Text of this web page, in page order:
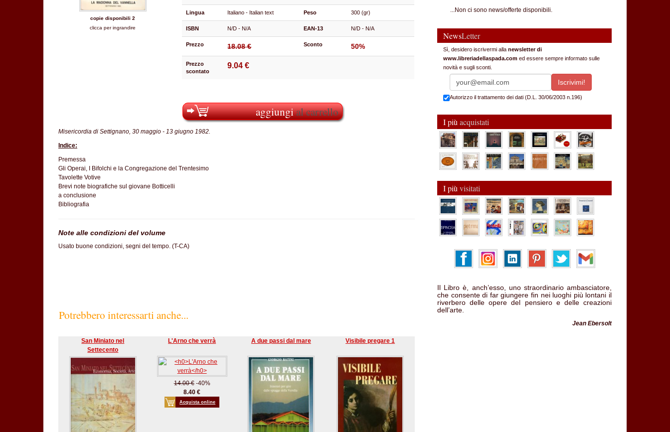
copie disponibili 2
clicca per ingrandire
Lingua Italiano - Italian text Peso 300 (gr)
ISBN N/D - N/A EAN-13 N/D - N/A
Prezzo 18.08 € Sconto 50%
Prezzo
scontato
9.04 €
aggiungial carrello
Misericordia di Settignano, 30 maggio - 13 giugno 1982.
Indice:
Premessa
Gli Operai, I Bifolchi e la Congregazione del Trentesimo
Tavolette Votive
Brevi note biografiche sul giovane Botticelli
a conclusione
Bibliografia
Note alle condizioni del volume
Usato buone condizioni, segni del tempo. (T-CA)
Potrebbero interessarti anche...
San Miniato nel
Settecento
L'Arno che verrà
14.00 €-40%
8.40 €
Acquista online
A due passi dal mare Visibile pregare 1
...Non ci sono news/offerte disponibili.
NewsLetter
Sì, desidero iscrivermi alla newsletter di
www.libreriadellaspada.com ed essere sempre informato sulle
novità e sugli sconti.
Autorizzo il trattamento dei dati (D.L. 30/06/2003 n.196)
I più acquistati
I più visitati
Il Libro è, anch’esso, uno straordinario ambasciatore,
che consente di far giungere fin nei luoghi più lontani il
riverbero delle opere del pensiero e delle creazioni
dell’arte.
Jean Ebersolt